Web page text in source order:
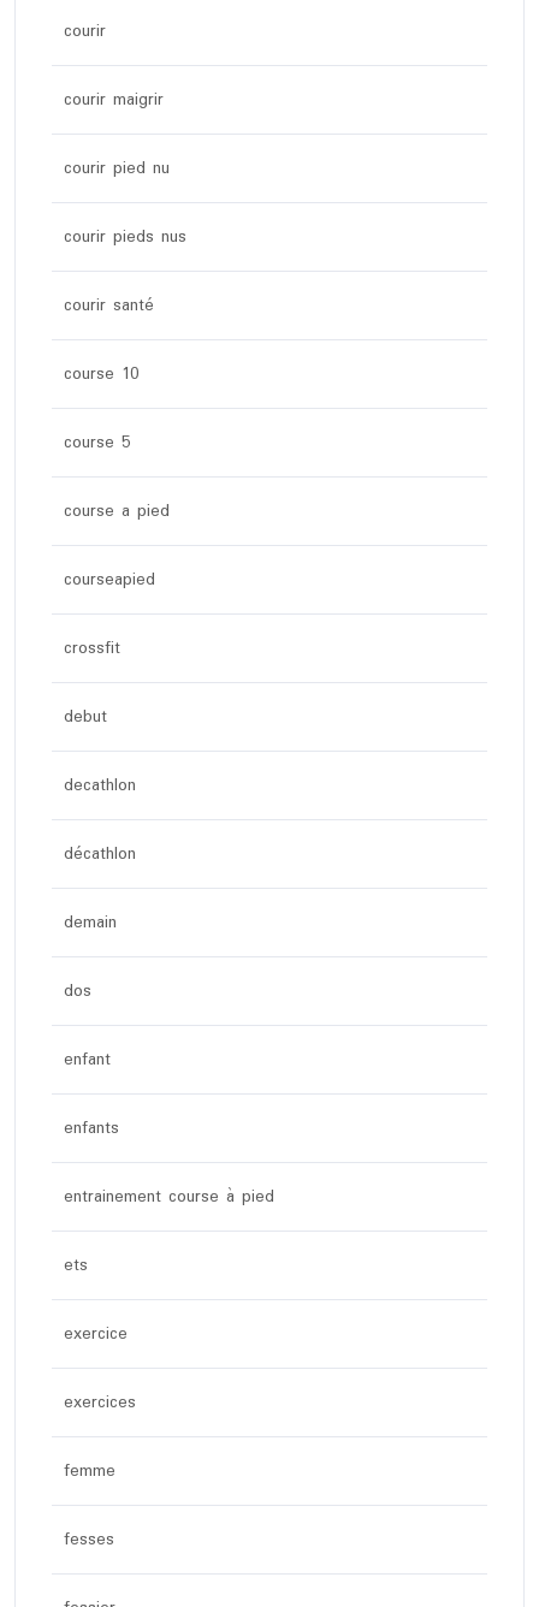
courir
courir maigrir
courir pied nu
courir pieds nus
courir santé
course 10
course 5
course a pied
courseapied
crossfit
debut
decathlon
décathlon
demain
dos
enfant
enfants
entrainement course à pied
ets
exercice
exercices
femme
fesses